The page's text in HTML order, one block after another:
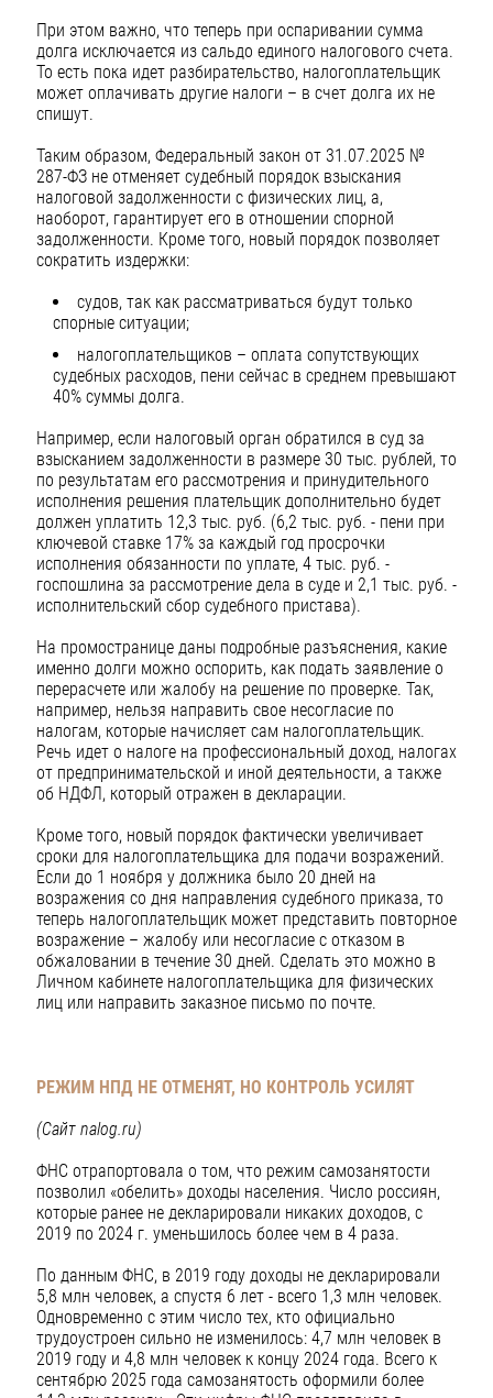
При этом важно, что теперь при оспаривании сумма
долга исключается из сальдо единого налогового счета.
То есть пока идет разбирательство, налогоплательщик
может оплачивать другие налоги – в счет долга их не
спишут.
Таким образом, Федеральный закон от 31.07.2025 №
287-ФЗ не отменяет судебный порядок взыскания
налоговой задолженности с физических лиц, а,
наоборот, гарантирует его в отношении спорной
задолженности. Кроме того, новый порядок позволяет
сократить издержки:
судов, так как рассматриваться будут только
спорные ситуации;
налогоплательщиков – оплата сопутствующих
судебных расходов, пени сейчас в среднем превышают
40% суммы долга.
Например, если налоговый орган обратился в суд за
взысканием задолженности в размере 30 тыс. рублей, то
по результатам его рассмотрения и принудительного
исполнения решения плательщик дополнительно будет
должен уплатить 12,3 тыс. руб. (6,2 тыс. руб. - пени при
ключевой ставке 17% за каждый год просрочки
исполнения обязанности по уплате, 4 тыс. руб. -
госпошлина за рассмотрение дела в суде и 2,1 тыс. руб. -
исполнительский сбор судебного пристава).
На промостранице даны подробные разъяснения, какие
именно долги можно оспорить, как подать заявление о
перерасчете или жалобу на решение по проверке. Так,
например, нельзя направить свое несогласие по
налогам, которые начисляет сам налогоплательщик.
Речь идет о налоге на профессиональный доход, налогах
от предпринимательской и иной деятельности, а также
об НДФЛ, который отражен в декларации.
Кроме того, новый порядок фактически увеличивает
сроки для налогоплательщика для подачи возражений.
Если до 1 ноября у должника было 20 дней на
возражения со дня направления судебного приказа, то
теперь налогоплательщик может представить повторное
возражение – жалобу или несогласие с отказом в
обжаловании в течение 30 дней. Сделать это можно в
Личном кабинете налогоплательщика для физических
лиц или направить заказное письмо по почте.
РЕЖИМ НПД НЕ ОТМЕНЯТ, НО КОНТРОЛЬ УСИЛЯТ
(Сайт nalog.ru)
ФНС отрапортовала о том, что режим самозанятости
позволил «обелить» доходы населения. Число россиян,
которые ранее не декларировали никаких доходов, с
2019 по 2024 г. уменьшилось более чем в 4 раза.
По данным ФНС, в 2019 году доходы не декларировали
5,8 млн человек, а спустя 6 лет - всего 1,3 млн человек.
Одновременно с этим число тех, кто официально
трудоустроен сильно не изменилось: 4,7 млн человек в
2019 году и 4,8 млн человек к концу 2024 года. Всего к
сентябрю 2025 года самозанятость оформили более